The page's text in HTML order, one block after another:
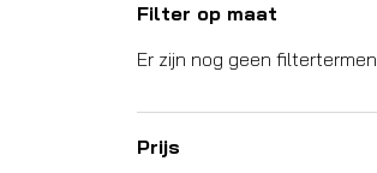
Filter op maat
Er zijn nog geen filtertermen
Prijs